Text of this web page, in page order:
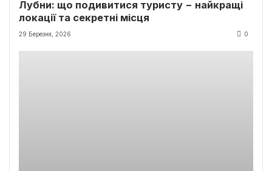
Лубни: що подивитися туристу − найкращі
локації та секретні місця
29 Березня, 2026 0